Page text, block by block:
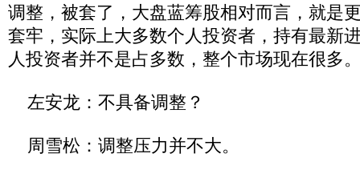
调整，被套了，大盘蓝筹股相对而言，就是
套牢，实际上大多数个人投资者，持有最新
人投资者并不是占多数，整个市场现在很多
左安龙：不具备调整？
周雪松：调整压力并不大。